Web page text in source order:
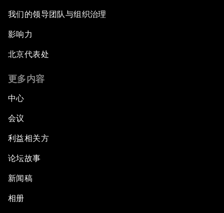
我们的领导团队与组织治理
影响力
北京代表处
更多内容
中心
会议
利益相关方
论坛故事
新闻稿
相册